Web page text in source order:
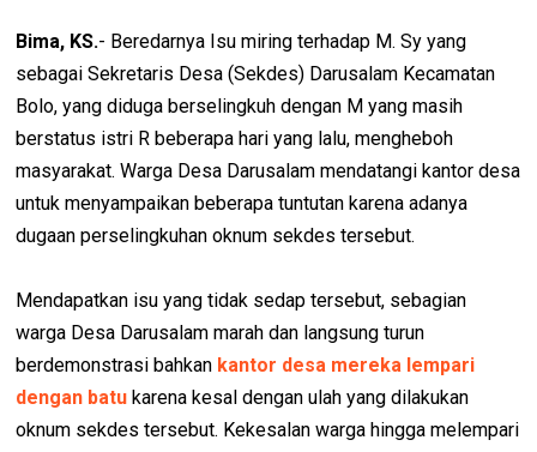
Bima, KS.- Beredarnya Isu miring terhadap M. Sy yang
sebagai Sekretaris Desa (Sekdes) Darusalam Kecamatan
Bolo, yang diduga berselingkuh dengan M yang masih
berstatus istri R beberapa hari yang lalu, mengheboh
masyarakat. Warga Desa Darusalam mendatangi kantor desa
untuk menyampaikan beberapa tuntutan karena adanya
dugaan perselingkuhan oknum sekdes tersebut.
Mendapatkan isu yang tidak sedap tersebut, sebagian
warga Desa Darusalam marah dan langsung turun
berdemonstrasi bahkan kantor desa mereka lempari
dengan batu karena kesal dengan ulah yang dilakukan
oknum sekdes tersebut. Kekesalan warga hingga melempari